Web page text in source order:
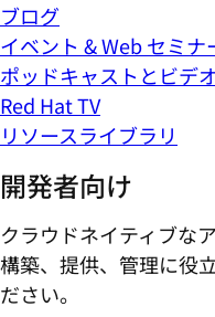
ブログ
イベント & Web セミナ
ポッドキャストとビデ
Red Hat TV
リソースライブラリ
開発者向け
クラウドネイティブな
構築、提供、管理に役
ださい。